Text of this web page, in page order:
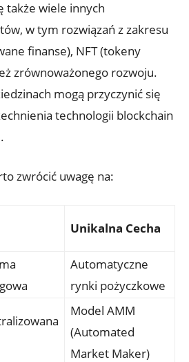
także wiele innych
w tym rozwiązań z zakresu
finanse), NFT (tokeny
zrównoważonego rozwoju.​
mogą przyczynić się
technologii blockchain
zwrócić uwagę na:
Unikalna Cecha
Automatyczne
rynki ⁣pożyczkowe
Model AMM
(Automated
Market Maker)